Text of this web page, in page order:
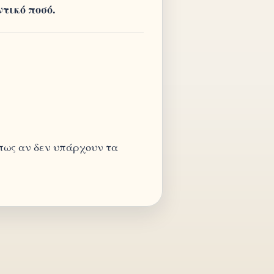
ποσό.
αν δεν υπάρχουν τα